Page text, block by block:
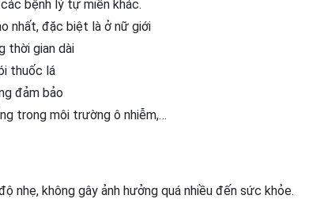
bệnh lý tự miễn khác.
nhất, đặc biệt là ở nữ giới
thời gian dài
thuốc lá
đảm bảo
trong môi trường ô nhiễm,…
nhẹ, không gây ảnh hưởng quá nhiều đến sức khỏe.